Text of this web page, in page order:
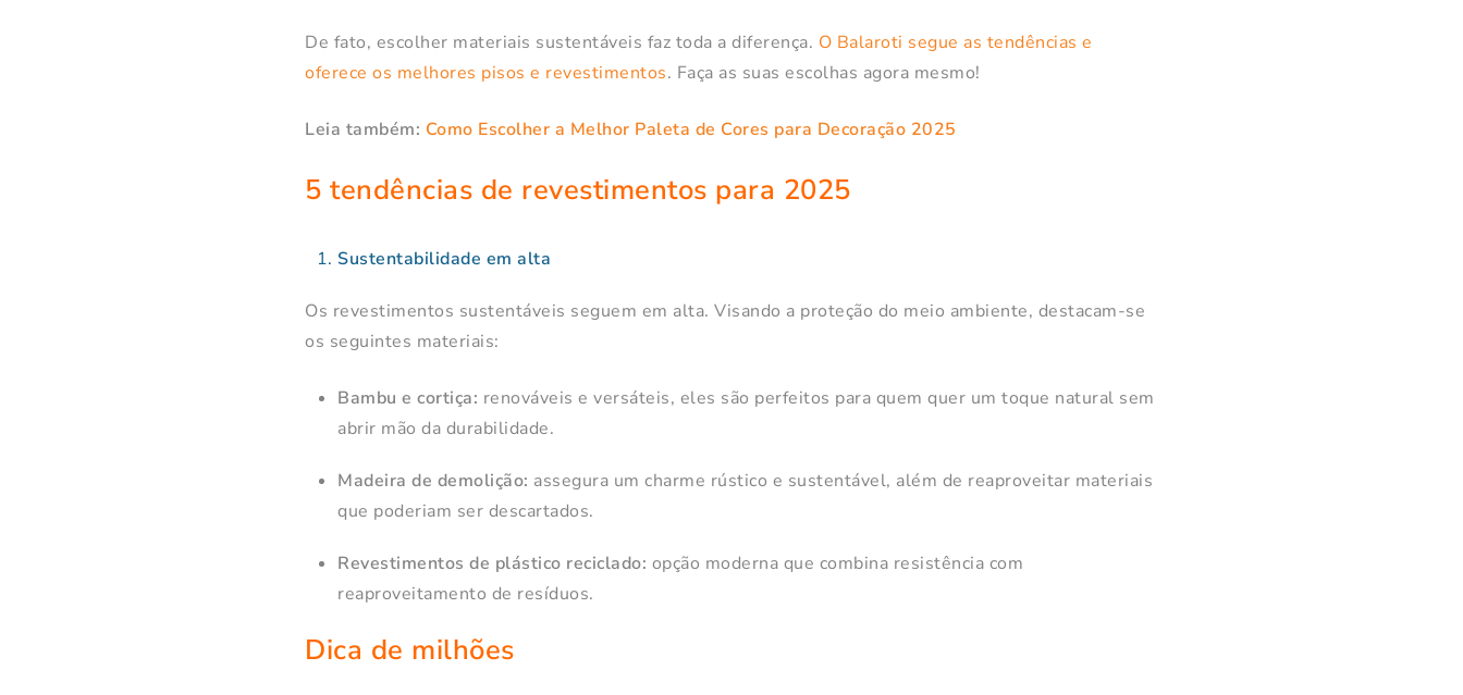
De fato, escolher materiais sustentáveis faz toda a diferença. O Balaroti segue as tendências e
oferece os melhores pisos e revestimentos. Faça as suas escolhas agora mesmo!
Leia também: Como Escolher a Melhor Paleta de Cores para Decoração 2025
5 tendências de revestimentos para 2025
Sustentabilidade em alta
Os revestimentos sustentáveis seguem em alta. Visando a proteção do meio ambiente, destacam-se
os seguintes materiais:
Bambu e cortiça: renováveis e versáteis, eles são perfeitos para quem quer um toque natural sem
abrir mão da durabilidade.
Madeira de demolição: assegura um charme rústico e sustentável, além de reaproveitar materiais
que poderiam ser descartados.
Revestimentos de plástico reciclado: opção moderna que combina resistência com
reaproveitamento de resíduos.
Dica de milhões